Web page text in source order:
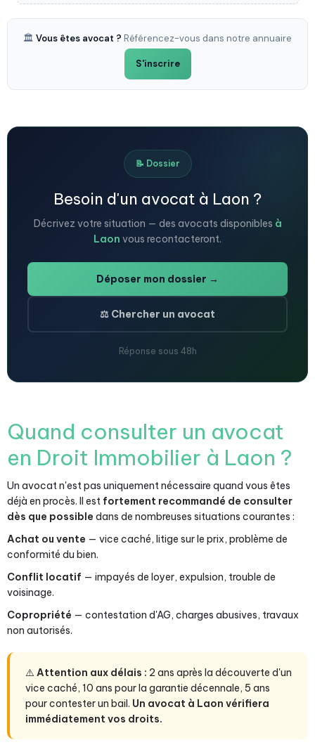
🏛️ Vous êtes avocat ? Référencez-vous dans notre annuaire
S'inscrire
📝 Dossier
Besoin d'un avocat à Laon ?
Décrivez votre situation — des avocats disponibles à
Laon vous recontacteront.
Déposer mon dossier →
⚖️ Chercher un avocat
Réponse sous 48h
Quand consulter un avocat
en Droit Immobilier à Laon ?
Un avocat n'est pas uniquement nécessaire quand vous êtes
déjà en procès. Il est fortement recommandé de consulter
dès que possible dans de nombreuses situations courantes :
Achat ou vente — vice caché, litige sur le prix, problème de
conformité du bien.
Conflit locatif — impayés de loyer, expulsion, trouble de
voisinage.
Copropriété — contestation d'AG, charges abusives, travaux
non autorisés.
⚠️ Attention aux délais : 2 ans après la découverte d'un
vice caché, 10 ans pour la garantie décennale, 5 ans
pour contester un bail. Un avocat à Laon vérifiera
immédiatement vos droits.